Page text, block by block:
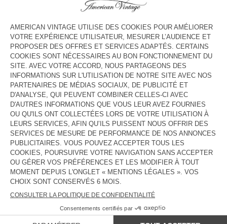
Lundi
10:00 - 19:00
Mardi
10:00 - 19:00
Mercredi
10:00 - 19:00
Jeudi
10:00 - 19:00
Vendredi
10:00 - 19:00
Samedi
10:00 - 19:00
Dimanche
Fermé
CONTACT
Tél. :(+33) 04 72 80 83 79
E-mail :contact@americanvintage-store.com
LANGUE :